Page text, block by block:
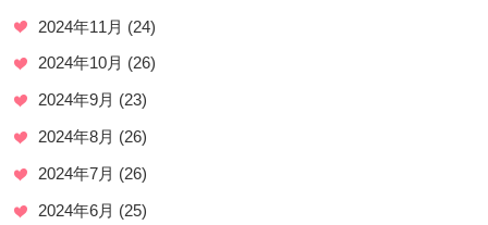
2024年11月 (24)
2024年10月 (26)
2024年9月 (23)
2024年8月 (26)
2024年7月 (26)
2024年6月 (25)